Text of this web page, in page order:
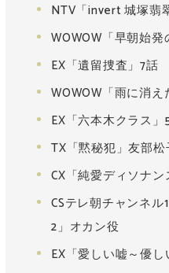
NTV「invert 城塚
WOWOW「早朝始
EX「遺留捜査」7
WOWOW「雨に消
EX「六本木クラス
TX「黙秘犯」友部松
CX「純愛ディソナ
CSテレ朝チャンネ
2」オカン役
EX「愛しい嘘～優